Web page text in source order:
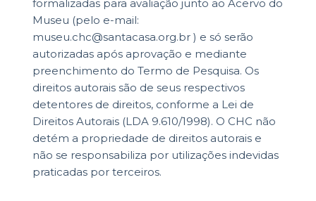
formalizadas para avaliação junto ao Acervo do
Museu (pelo e-mail:
museu.chc@santacasa.org.br ) e só serão
autorizadas após aprovação e mediante
preenchimento do Termo de Pesquisa. Os
direitos autorais são de seus respectivos
detentores de direitos, conforme a Lei de
Direitos Autorais (LDA 9.610/1998). O CHC não
detém a propriedade de direitos autorais e
não se responsabiliza por utilizações indevidas
praticadas por terceiros.